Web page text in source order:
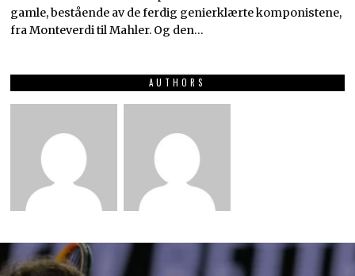
gamle, bestående av de ferdig genierklærte komponistene,
fra Monteverdi til Mahler. Og den…
AUTHORS